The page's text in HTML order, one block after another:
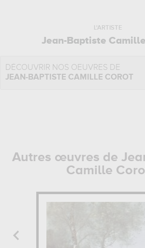
L'ARTISTE
Jean-Baptiste
DÉCOUVRIR NOS OEUVRES DE
JEAN-BAPTISTE CAMILLE COROT
Autres œuvres de
Camille